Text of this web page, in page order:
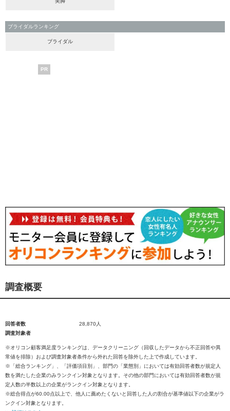
ブライダルランキング
ブライダル
PR
調査概要
回答者数
28,870人
調査対象者
※オリコン顧客満足度ランキングは、データクリーニング（回収したデータから不正回答や異
常値を排除）および調査対象者条件から外れた回答を除外した上で作成しています。
※「総合ランキング」、「評価項目別」、部門の「業態別」においては有効回答者数が規定人
数を満たした企業のみランクイン対象となります。その他の部門においては有効回答者数が規
定人数の半数以上の企業がランクイン対象となります。
※総合得点が60.00点以上で、他人に薦めたくないと回答した人の割合が基準値以下の企業がラ
ンクイン対象となります。